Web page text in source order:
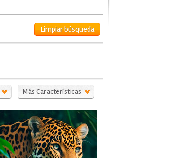
Limpiar búsqueda
Más Características